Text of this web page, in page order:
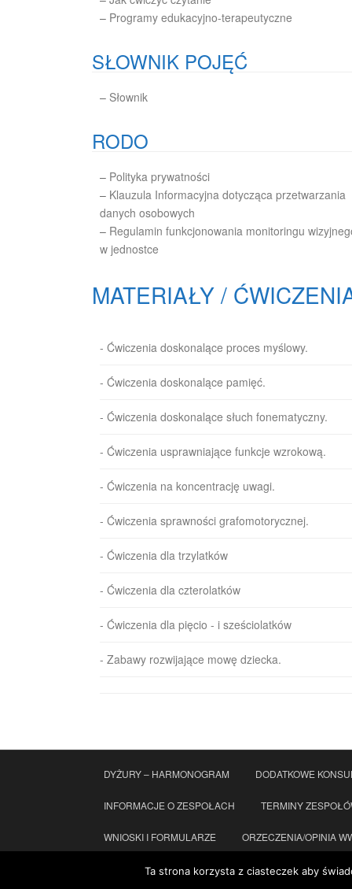
– Programy edukacyjno-terapeutyczne
SŁOWNIK POJĘĆ
– Słownik
RODO
– Polityka prywatności
– Klauzula Informacyjna dotycząca przetwarzania
danych osobowych
– Regulamin funkcjonowania monitoringu
w jednostce
MATERIAŁY /
- Ćwiczenia doskonalące proces myślowy.
- Ćwiczenia doskonalące pamięć.
- Ćwiczenia doskonalące słuch fonematyczny.
- Ćwiczenia usprawniające funkcje wzrokową.
- Ćwiczenia na koncentrację uwagi.
- Ćwiczenia sprawności grafomotorycznej.
- Ćwiczenia dla trzylatków
- Ćwiczenia dla czterolatków
- Ćwiczenia dla pięcio - i sześciolatków
- Zabawy rozwijające mowę dziecka.
DYŻURY – HARMONOGRAM DODATKOWE
INFORMACJE O ZESPOŁACH TERMINY
WNIOSKI I FORMULARZE ORZECZENIA/OPINIA
KONTAKT STANDARDY OCHRONY MAŁOLETNICH
Ta strona korzysta z ciasteczek aby